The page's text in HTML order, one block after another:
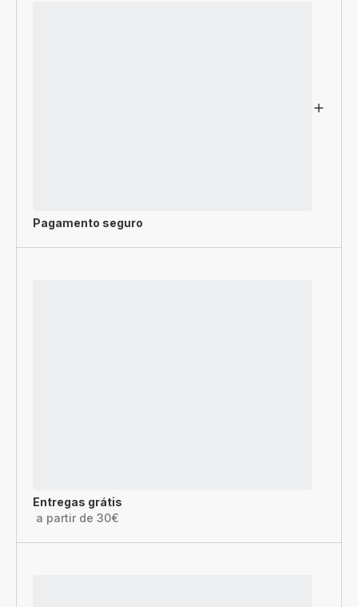
Pagamento seguro
Entregas grátis
a partir de 30€